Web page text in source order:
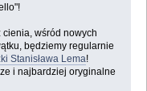
wśród nowych
będziemy regularnie
Stanisława Lema!
i najbardziej oryginalne